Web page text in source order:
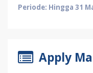
Periode: Hingga 31
Apply